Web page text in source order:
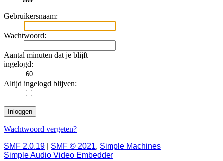
Gebruikersnaam:
Wachtwoord:
Aantal minuten dat je blijft
ingelogd:
Altijd ingelogd blijven:
Wachtwoord vergeten?
SMF 2.0.19
SMF © 2021, Simple Machines
Simple Audio Video Embedder